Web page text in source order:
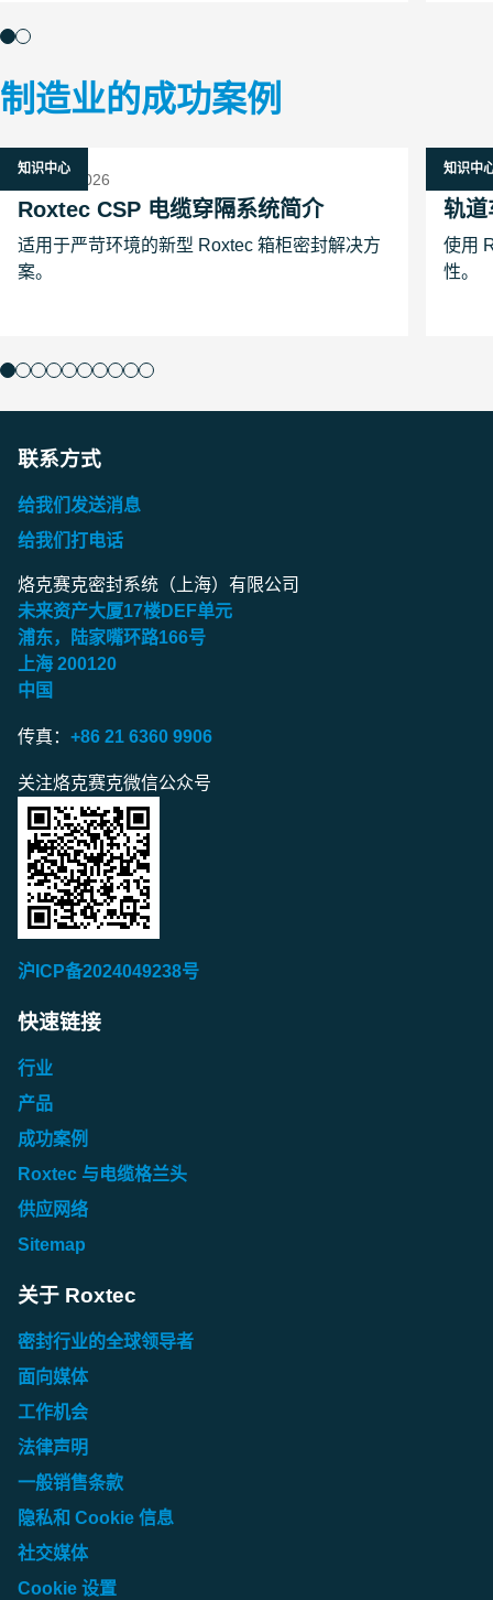
制造业的成功案例
知识中心
26 一月 2026
Roxtec CSP 电缆穿隔系统简介
适用于严苛环境的新型 Roxtec 箱柜密封解决方
案。
知识中
14 八
轨道
使用
性。
联系方式
给我们发送消息
给我们打电话
烙克赛克密封系统（上海）有限公司
未来资产大厦17楼DEF单元
浦东，陆家嘴环路166号
上海 200120
中国
传真： +86 21 6360 9906
关注烙克赛克微信公众号
沪ICP备2024049238号
快速链接
行业
产品
成功案例
Roxtec 与电缆格兰头
供应网络
Sitemap
关于 Roxtec
密封行业的全球领导者
面向媒体
工作机会
法律声明
一般销售条款
隐私和 Cookie 信息
社交媒体
Cookie 设置